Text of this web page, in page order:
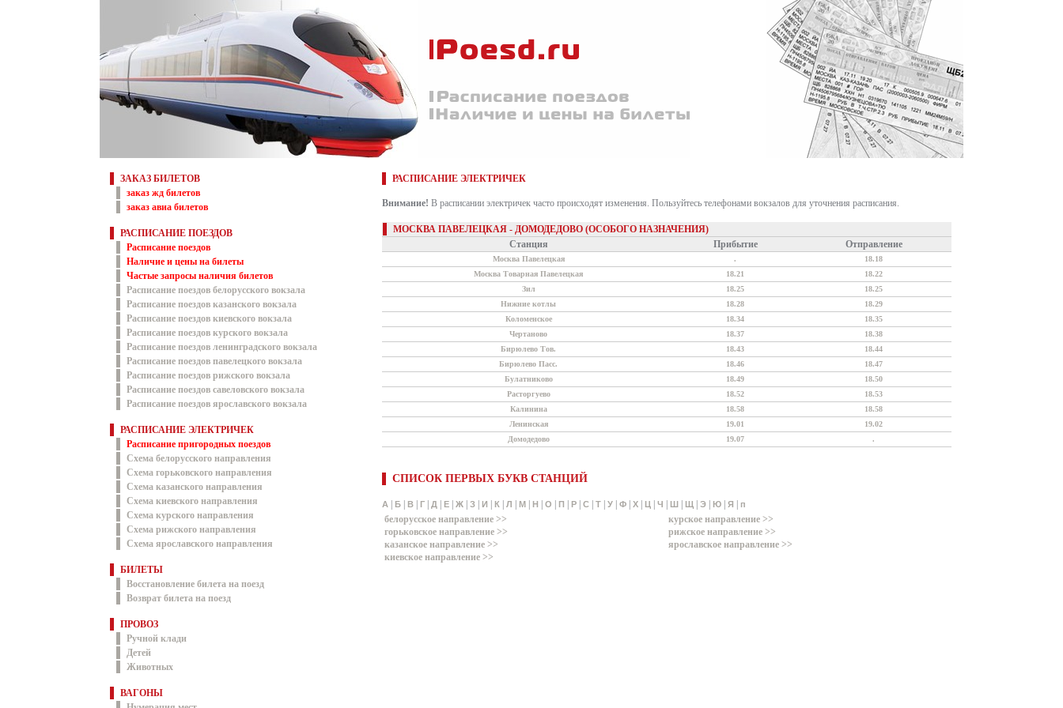
ЗАКАЗ БИЛЕТОВ
заказ жд билетов
заказ авиа билетов
РАСПИСАНИЕ ПОЕЗДОВ
Расписание поездов
Наличие и цены на билеты
Частые запросы наличия билетов
Расписание поездов белорусского вокзала
Расписание поездов казанского вокзала
Расписание поездов киевского вокзала
Расписание поездов курского вокзала
Расписание поездов ленинградского вокзала
Расписание поездов павелецкого вокзала
Расписание поездов рижского вокзала
Расписание поездов савеловского вокзала
Расписание поездов ярославского вокзала
РАСПИСАНИЕ ЭЛЕКТРИЧЕК
Расписание пригородных поездов
Схема белорусского направления
Схема горьковского направления
Схема казанского направления
Схема киевского направления
Схема курского направления
Схема рижского направления
Схема ярославского направления
БИЛЕТЫ
Восстановление билета на поезд
Возврат билета на поезд
ПРОВОЗ
Ручной клади
Детей
Животных
ВАГОНЫ
РАСПИСАНИЕ ЭЛЕКТРИЧЕК
Внимание! В расписании электричек часто происходят изменения. Пользуйтесь телефонами вокзалов для уточнения расписания.
МОСКВА ПАВЕЛЕЦКАЯ - ДОМОДЕДОВО (ОСОБОГО НАЗНАЧЕНИЯ)
Станция
Прибытие Отправление
Москва Павелецкая .
18.18
Москва Товарная Павелецкая
18.21
18.22
Зил
18.25
18.25
Нижние котлы
18.28
18.29
Коломенское
18.34
18.35
Чертаново
18.37
18.38
Бирюлево Тов.
18.43
18.44
Бирюлево Пасс.
18.46
18.47
Булатниково
18.49
18.50
Расторгуево
18.52
18.53
Калинина
18.58
18.58
Ленинская
19.01
19.02
Домодедово
19.07 .
СПИСОК ПЕРВЫХ БУКВ СТАНЦИЙ
А Б В Г Д Е Ж З И К Л М Н О П Р С Т У Ф Х Ц Ч Ш Щ Э Ю Я п
белорусское направление >>
горьковское направление >>
казанское направление >>
киевское направление >>
курское направление >>
рижское направление >>
ярославское направление >>